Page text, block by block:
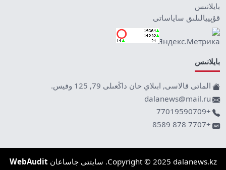
بايلانىس
قۇپييالىلىق ساياساتى
بايلانىس
الماتى قالاسى, ابىلاي حان داڭعىلى 79, 125 وفيس.
dalanews@mail.ru
+77019590709
+7707 878 8589
Copyright © 2025 dalanews.kz. سايتتى جاساعان WebAudit